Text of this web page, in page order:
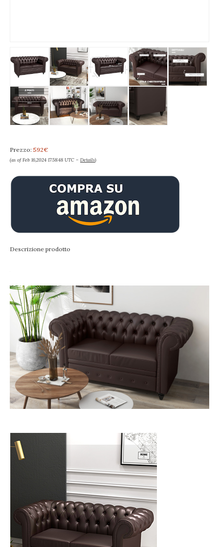
Prezzo: 592€
(as of Feb 16,2024 17:58:48 UTC – Details)
Descrizione prodotto